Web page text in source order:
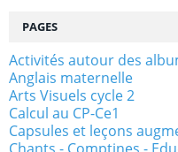
PAGES
Activités autour des
Anglais maternelle
Arts Visuels cycle 2
Calcul au CP-Ce1
Capsules et leçons